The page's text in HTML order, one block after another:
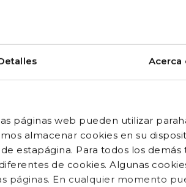
Acerca
páginas web pueden utilizar
almacenar cookies en su
estapágina. Para todos los demás
de cookies. Algunas
páginas. En cualquier momento